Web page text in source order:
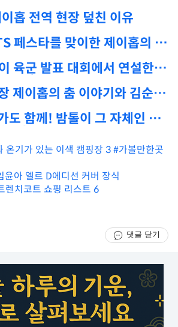
홉 전역 현장 덮친 이유
페스타를 맞이한 제이홉의 반
육군 발표 대회에서 연설한
제이홉의 춤 이야기와 김순옥
도 함께! 밤톨이 그 자체인 지
온기가 있는 이색 캠핑장 3 #가볼만한곳
윤아 엘르 D에디션 커버 장식
렌치코트 쇼핑 리스트 6
댓글 닫기